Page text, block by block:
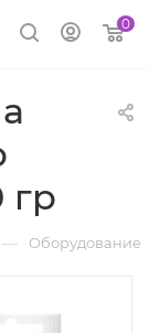
0
гр
— Оборудование